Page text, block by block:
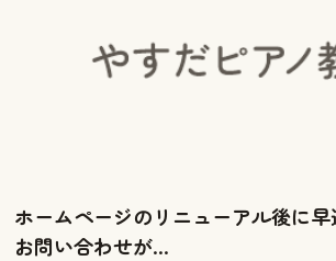
ホームページのリニューアル後に
お問い合わせが…